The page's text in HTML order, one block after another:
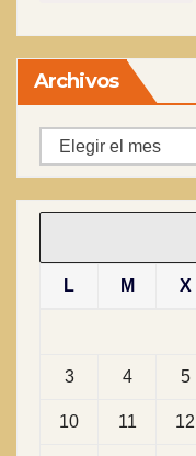
Archivos
Archivos
L M X
3 4 5
10 11 12